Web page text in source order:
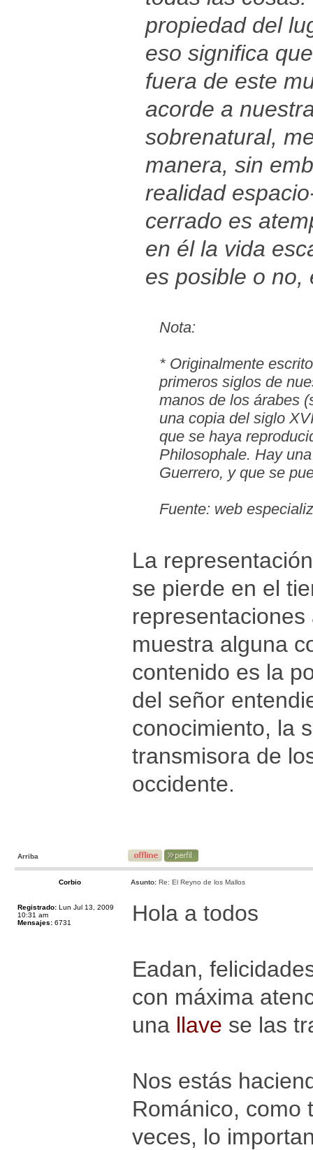
propiedad del
eso significa
fuera de este
acorde a
sobrenatural,
manera, sin
realidad
cerrado es
en él la vida
es posible o no,
Nota:
* Originalmente
primeros siglos de
manos de los árabes
una copia del siglo
que se haya
Philosophale. Hay
Guerrero, y que se
Fuente: web
La
se pierde en el
muestra alguna
contenido es la
del señor
conocimiento, la
transmisora de
occidente.
Arriba
Corbio Asunto: Re: El Reyno de los Mallos
Registrado: Lun Jul 13, 2009
10:31 am
Mensajes: 6731 Hola a todos
Eadan,
con máxima
una llave se las
Nos estás
Románico, como
veces, lo